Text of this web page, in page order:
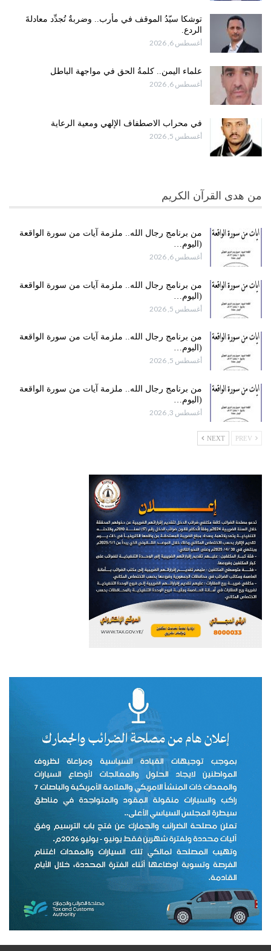
توشكا سيّدُ الموقف في مأرب.. وضربةٌ تُجدِّد معادلةَ
الردع.
أغسطس 6, 2026
علماء اليمن.. كلمةُ الحق في مواجهة الباطل
أغسطس 6, 2026
في محراب الاصطفاف الإلهي ومعية الرعاية
أغسطس 5, 2026
من هدى القرآن الكريم
من برنامج رجال الله.. ملزمة آيات من سورة الواقعة
(اليوم…
أغسطس 6, 2026
من برنامج رجال الله.. ملزمة آيات من سورة الواقعة
(اليوم…
أغسطس 5, 2026
من برنامج رجال الله.. ملزمة آيات من سورة الواقعة
(اليوم…
أغسطس 5, 2026
من برنامج رجال الله.. ملزمة آيات من سورة الواقعة
(اليوم…
أغسطس 3, 2026
NEXT